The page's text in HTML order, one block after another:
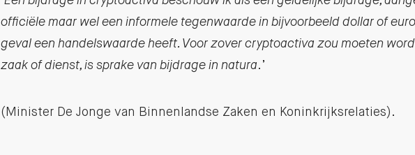
officiële maar wel een informele tegenwaarde in bijvoorbeeld dollar of
geval een handelswaarde heeft. Voor zover cryptoactiva zou moeten
zaak of dienst, is sprake van bijdrage in natura.’
(Minister De Jonge van Binnenlandse Zaken en Koninkrijksrelaties).